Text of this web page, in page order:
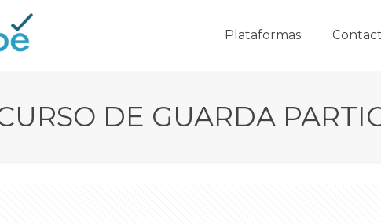
Plataformas
DE GUARDA